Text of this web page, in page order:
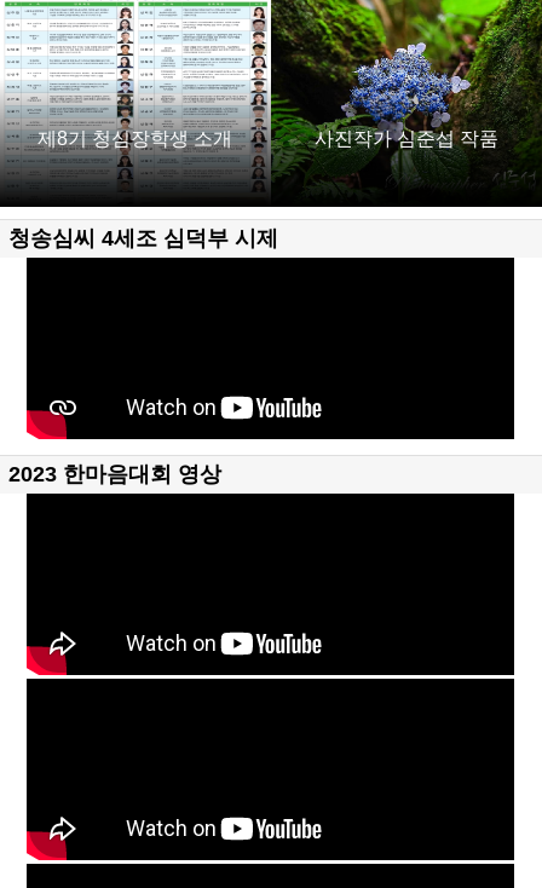
제8기 청심장학생 소개 사진작가 심준섭 작품
청송심씨 4세조 심덕부 시제
2023 한마음대회 영상